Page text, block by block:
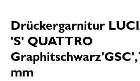
Drückergarnitur
'S' QUATTRO
Graphitschwarz'GSC',
mm